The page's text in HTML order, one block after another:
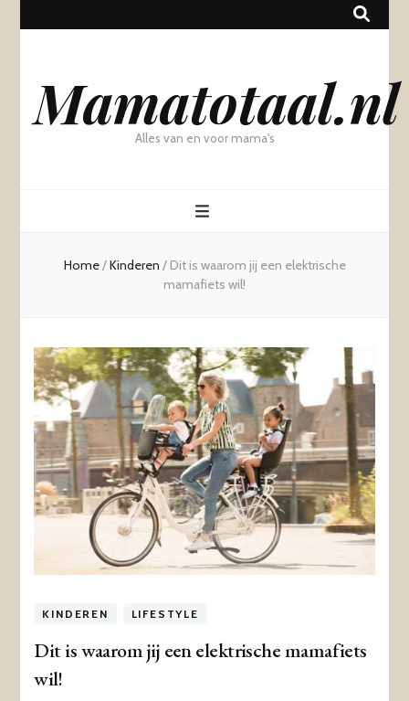
Mamatotaal.nl
Alles van en voor mama's
Home/Kinderen / Dit is waarom jij een elektrische
mamafiets wil!
KINDEREN LIFESTYLE
Dit is waarom jij een elektrische mamafiets
wil!